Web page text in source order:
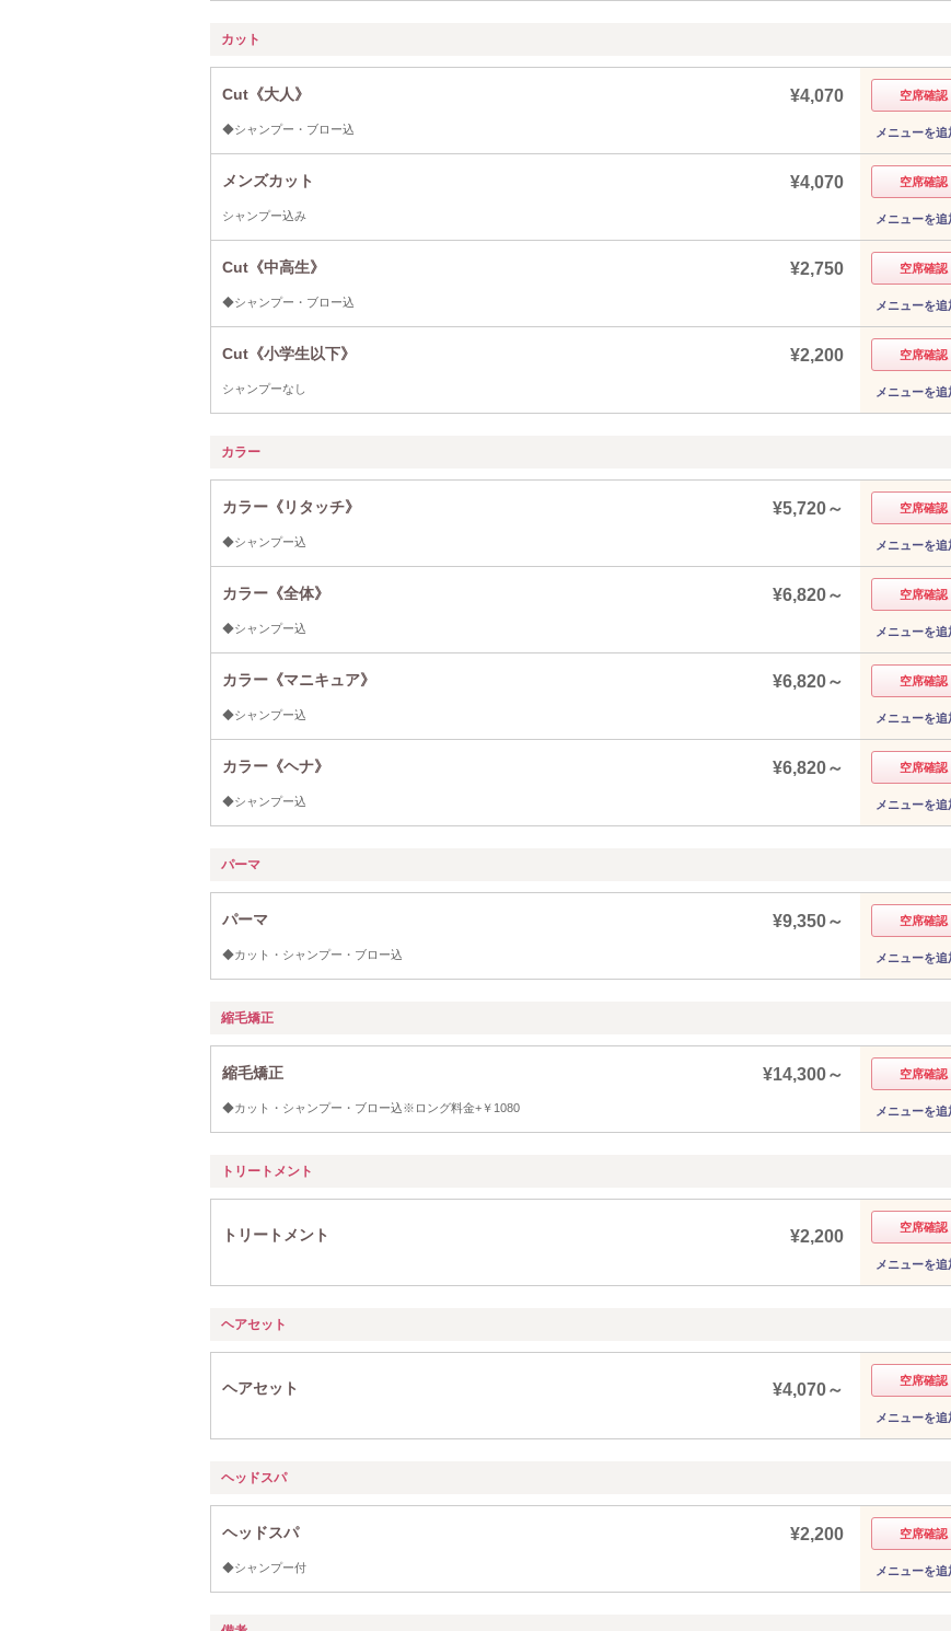
カット
Cut《大人》 ¥4,070
◆シャンプー・ブロー込
空席確認
メニューを
メンズカット ¥4,070
シャンプー込み
空席確認
メニューを
Cut《中高生》 ¥2,750
◆シャンプー・ブロー込
空席確認
メニューを
Cut《小学生以下》 ¥2,200
シャンプーなし
空席確認
メニューを
カラー
カラー《リタッチ》 ¥5,720～
◆シャンプー込
空席確認
メニューを
カラー《全体》 ¥6,820～
◆シャンプー込
空席確認
メニューを
カラー《マニキュア》 ¥6,820～
◆シャンプー込
空席確認
メニューを
カラー《ヘナ》 ¥6,820～
◆シャンプー込
空席確認
メニューを
パーマ
パーマ ¥9,350～
◆カット・シャンプー・ブロー込
空席確認
メニューを
縮毛矯正
縮毛矯正 ¥14,300～
◆カット・シャンプー・ブロー込※ロング料金+￥1080
空席確認
メニューを
トリートメント
トリートメント ¥2,200 空席確認
メニューを
ヘアセット
ヘアセット ¥4,070～ 空席確認
メニューを
ヘッドスパ
ヘッドスパ ¥2,200
◆シャンプー付
空席確認
メニューを